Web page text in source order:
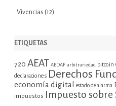
Vivencias (12)
ETIQUETAS
720 AEAT AEDAF arbitrariedad bitcoin
declaraciones Derechos
economía digital estado de alarma
impuestos Impuesto sobre